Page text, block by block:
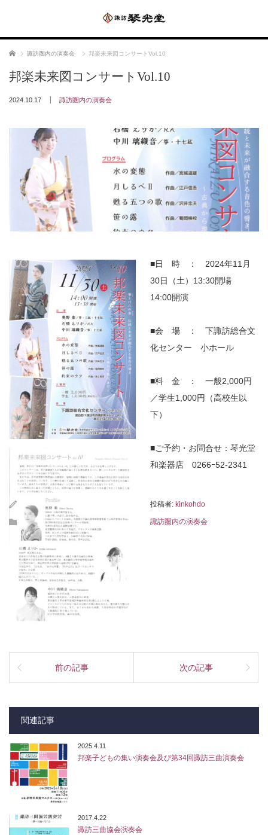
ホーム 諏訪圏内の演奏会 邦楽未来図コンサートVol.10
邦楽未来図コンサートVol.10
2024.10.17 諏訪圏内の演奏会
■日 時 ： 2024年11月
30日（土）13:30開場
14:00開演
■会 場 ： 下諏訪総合文
化センター 小ホール
■料 金 ： 一般2,000円
／学生1,000円（高校生以
下）
■ご予約・お問合せ：琴光堂
和楽器店 0266ｰ52‐2341
投稿者: kinkohdo
諏訪圏内の演奏会
前の記事 次の記事
関連記事
2025.4.11
邦楽子どもの集い演奏会及び第34回諏訪三曲演奏会
2017.4.22
諏訪三曲協会演奏会